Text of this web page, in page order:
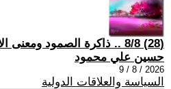
(28) 8/8 .. ذاكرة الصمود ومعنى الانتصار
حسين علي محمود
2026 / 8 / 9
السياسة والعلاقات الدولية